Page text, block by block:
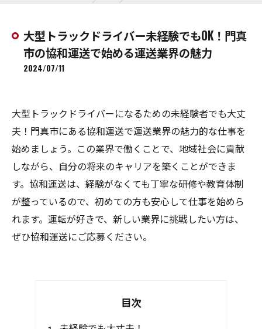
大型トラックドライバー未経験でもOK！門真
市の協和運送で始める運送業界の魅力
2024/07/11
大型トラックドライバーになるための未経験者でも大丈
夫！門真市にある協和運送で運送業界の魅力的な仕事を
始めましょう。この業界で働くことで、地域社会に貢献
しながら、自分の将来のキャリアを築くことができま
す。協和運送は、経験がなくても丁寧な研修や教育体制
が整っているので、初めての方も安心して仕事を始めら
れます。運転が好きで、新しい業界に挑戦したい方は、
ぜひ協和運送にご応募ください。
目次